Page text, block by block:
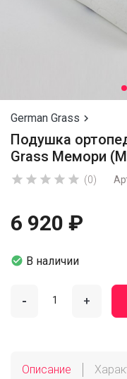
German Grass 
Подушка
Grass Мемори
     (0)
6 920 ₽
 В наличии
- +
Описание